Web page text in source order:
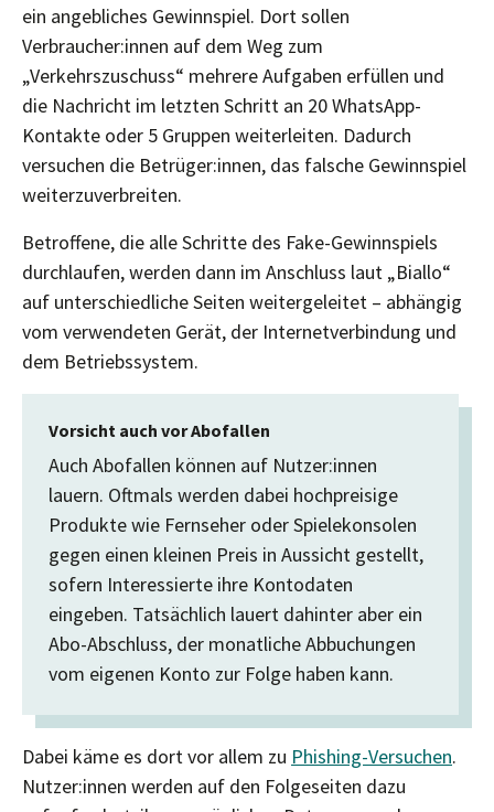
ein angebliches Gewinnspiel. Dort sollen
Verbraucher:innen auf dem Weg zum
„Verkehrszuschuss“ mehrere Aufgaben erfüllen und
die Nachricht im letzten Schritt an 20 WhatsApp-
Kontakte oder 5 Gruppen weiterleiten. Dadurch
versuchen die Betrüger:innen, das falsche Gewinnspiel
weiterzuverbreiten.
Betroffene, die alle Schritte des Fake-Gewinnspiels
durchlaufen, werden dann im Anschluss laut „Biallo“
auf unterschiedliche Seiten weitergeleitet – abhängig
vom verwendeten Gerät, der Internetverbindung und
dem Betriebssystem.
Vorsicht auch vor Abofallen
Auch Abofallen können auf Nutzer:innen
lauern. Oftmals werden dabei hochpreisige
Produkte wie Fernseher oder Spielekonsolen
gegen einen kleinen Preis in Aussicht gestellt,
sofern Interessierte ihre Kontodaten
eingeben. Tatsächlich lauert dahinter aber ein
Abo-Abschluss, der monatliche Abbuchungen
vom eigenen Konto zur Folge haben kann.
Dabei käme es dort vor allem zu Phishing-Versuchen.
Nutzer:innen werden auf den Folgeseiten dazu